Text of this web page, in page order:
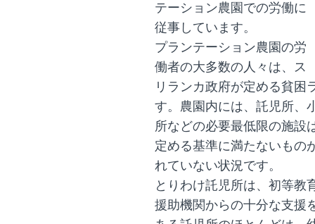
テーション農園での労働に
従事しています。
プランテーション農園の労
働者の大多数の人々は、ス
リランカ政府が定める貧困
す。農園内には、託児所、
所などの必要最低限の施設
定める基準に満たないもの
れていない状況です。
とりわけ託児所は、初等教
援助機関からの十分な支援